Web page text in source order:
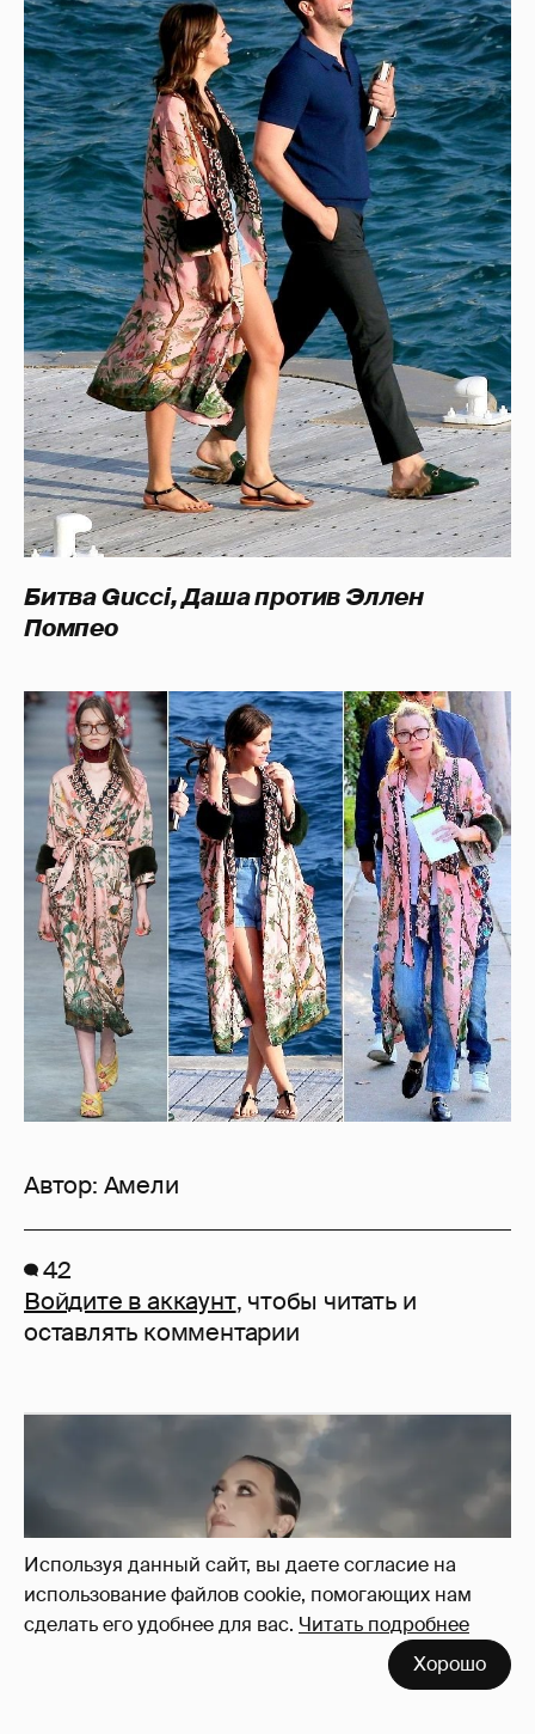
Используя данный сайт, вы даете согласие на
использование файлов cookie, помогающих нам
сделать его удобнее для вас. Читать подробнее
Хорошо
Битва Gucci, Даша против Эллен
Помпео
Автор: Амели
42
Войдите в аккаунт, чтобы читать и
оставлять комментарии